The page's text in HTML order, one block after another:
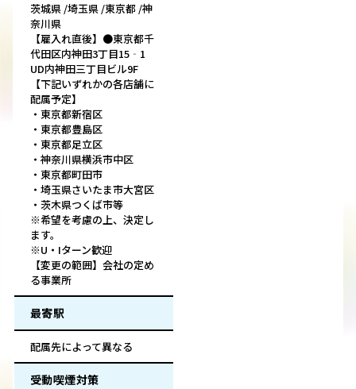
茨城県 /埼玉県 /東京都 /神
奈川県
【雇入れ直後】●東京都千
代田区内神田3丁目15‐1
UD内神田三丁目ビル9F
【下記いずれかの各店舗に
配属予定】
・東京都新宿区
・東京都豊島区
・東京都足立区
・神奈川県横浜市中区
・東京都町田市
・埼玉県さいたま市大宮区
・茨木県つくば市等
※希望を考慮の上、決定し
ます。
※U・Iターン歓迎
【変更の範囲】会社の定め
る事業所
最寄駅
配属先によって異なる
受動喫煙対策